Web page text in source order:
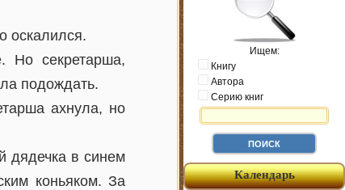
оскалился.
Но секретарша,
подождать.
ахнула, но
дядечка в синем
коньяком. За
Ищем:
Книгу
Автора
Серию книг
Календарь